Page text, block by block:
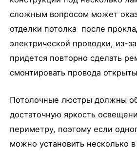
сложным вопросом может
отделки потолка после
электрической проводки, из-
придется повторно сделать
смонтировать провода
Потолочные люстры должны
достаточную яркость
периметру, поэтому если
можно установить несколько